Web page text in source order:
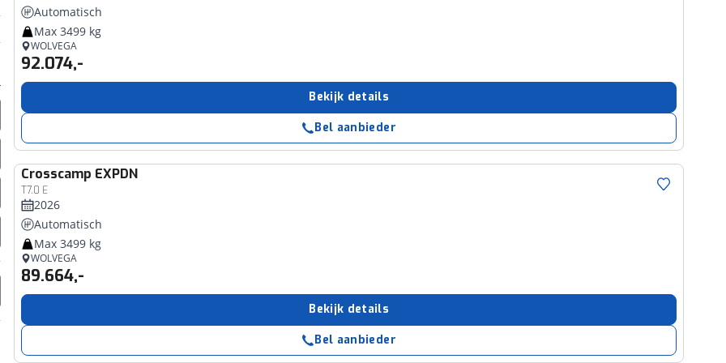
Automatisch
Max 3499 kg
WOLVEGA
92.074,-
Bekijk details
Bel aanbieder
Crosscamp EXPDN
T7.0 E
2026
Automatisch
Max 3499 kg
WOLVEGA
89.664,-
Bekijk details
Bel aanbieder